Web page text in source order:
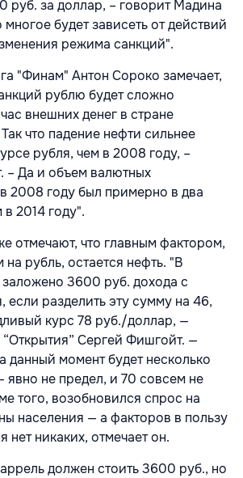
руб. за доллар, – говорит Мадина
будет зависеть от действий
режима санкций".
"Финам" Антон Сороко замечает,
рублю будет сложно
внешних денег в стране
что падение нефти сильнее
рубля, чем в 2008 году, –
– Да и объем валютных
2008 году был примерно в два
2014 году".
отмечают, что главным фактором,
рубль, остается нефть. "В
3600 руб. дохода с
если разделить эту сумму на 46,
курс 78 руб./доллар, —
“Открытия” Сергей Фишгойт. —
данный момент будет несколько
не предел, и 70 совсем не
того, возобновился спрос на
населения — а факторов в пользу
нет никаких, отмечает он.
должен стоить 3600 руб., но